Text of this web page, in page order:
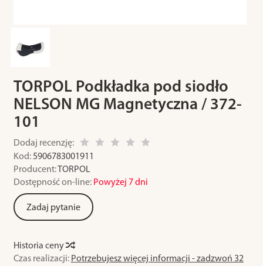
TORPOL Podkładka pod siodło
NELSON MG Magnetyczna / 372-
101
Dodaj recenzję:
Kod: 5906783001911
Producent:TORPOL
Dostępność on-line: Powyżej 7 dni
Zadaj pytanie
Historia ceny
Czas realizacji: Potrzebujesz więcej informacji - zadzwoń 32